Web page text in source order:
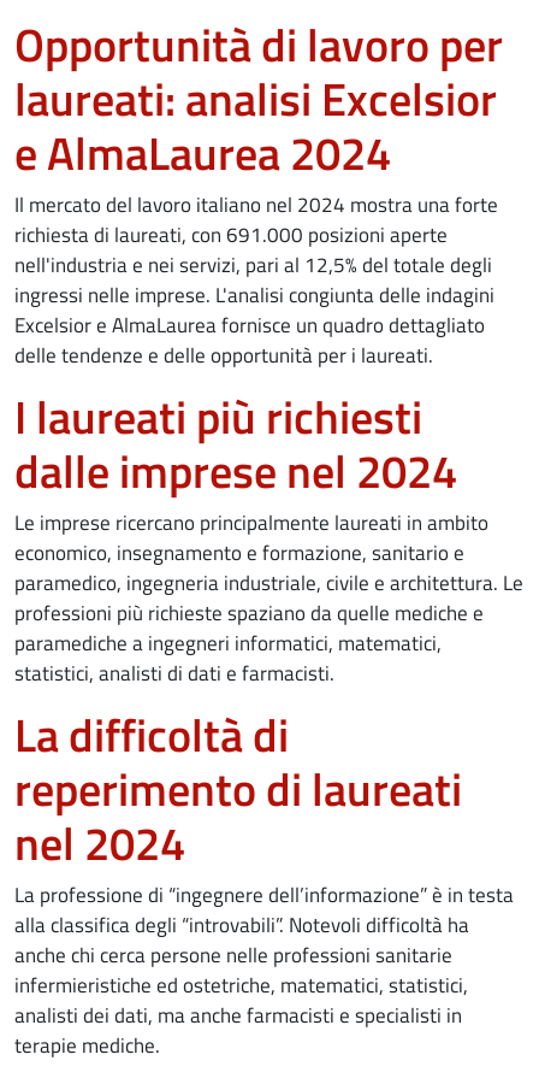
Opportunità di lavoro per
laureati: analisi Excelsior
e AlmaLaurea 2024
Il mercato del lavoro italiano nel 2024 mostra una forte
richiesta di laureati, con 691.000 posizioni aperte
nell'industria e nei servizi, pari al 12,5% del totale degli
ingressi nelle imprese. L'analisi congiunta delle indagini
Excelsior e AlmaLaurea fornisce un quadro dettagliato
delle tendenze e delle opportunità per i laureati.
I laureati più richiesti
dalle imprese nel 2024
Le imprese ricercano principalmente laureati in ambito
economico, insegnamento e formazione, sanitario e
paramedico, ingegneria industriale, civile e architettura. Le
professioni più richieste spaziano da quelle mediche e
paramediche a ingegneri informatici, matematici,
statistici, analisti di dati e farmacisti.
La difficoltà di
reperimento di laureati
nel 2024
La professione di “ingegnere dell’informazione” è in testa
alla classifica degli “introvabili”. Notevoli difficoltà ha
anche chi cerca persone nelle professioni sanitarie
infermieristiche ed ostetriche, matematici, statistici,
analisti dei dati, ma anche farmacisti e specialisti in
terapie mediche.